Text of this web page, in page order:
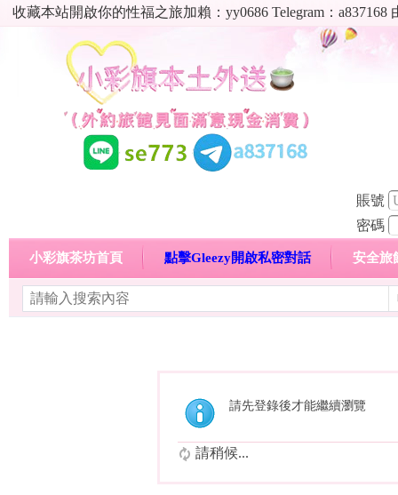
收藏本站開啟你的性福之旅加賴：yy0686 Telegram：
賬號
密碼
小彩旗茶坊首頁 點擊Gleezy開啟私密對話 安全旅
請先登錄後才能繼續瀏覽
請稍候...